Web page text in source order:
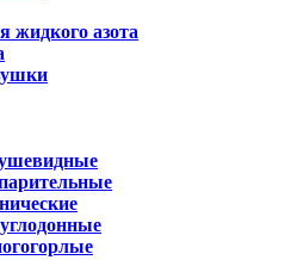
жидкого азота